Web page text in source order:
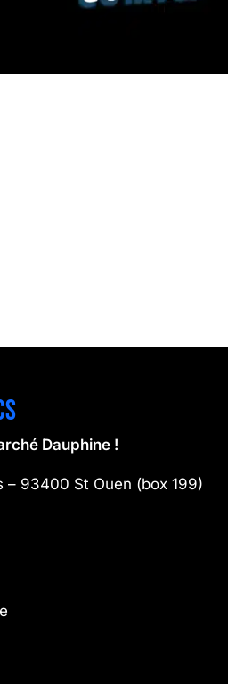
Dauphine !
– 93400 St Ouen (box 199)